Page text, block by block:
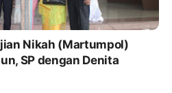
Nikah (Martumpol)
SP dengan Denita